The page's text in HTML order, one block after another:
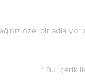
özel bir adla
* Bu içerik